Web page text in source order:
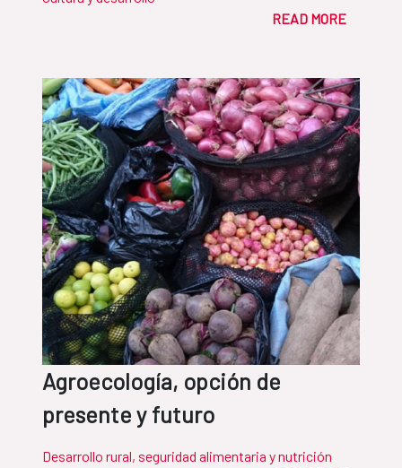
READ MORE
Agroecología, opción de
presente y futuro
Desarrollo rural, seguridad alimentaria y nutrición